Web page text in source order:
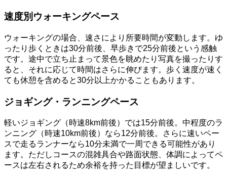
速度別ウォーキングペース
ウォーキングの場合、速さにより所要時間が変動します。ゆ
ったり歩くときは30分前後、早歩きで25分前後という感触
です。途中で立ち止まって景色を眺めたり写真を撮ったりす
ると、それに応じて時間はさらに伸びます。歩く速度が速く
ても休憩を含めると30分以上かかることもあります。
ジョギング・ランニングペース
軽いジョギング（時速8km前後）では15分前後。中程度のラ
ンニング（時速10km前後）なら12分前後。さらに速いペー
スで走るランナーなら10分未満で一周できる可能性があり
ます。ただしコースの混雑具合や路面状態、体調によってペ
ースは左右されるため余裕を持った目標が望ましいです。